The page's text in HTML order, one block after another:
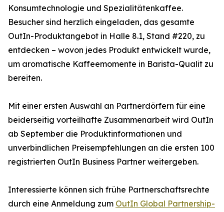
Konsumtechnologie und Spezialitätenkaffee.
Besucher sind herzlich eingeladen, das gesamte
OutIn-Produktangebot in Halle 8.1, Stand #220, zu
entdecken – wovon jedes Produkt entwickelt wurde,
um aromatische Kaffeemomente in Barista-Qualit zu
bereiten.
Mit einer ersten Auswahl an Partnerdörfern für eine
beiderseitig vorteilhafte Zusammenarbeit wird OutIn
ab September die Produktinformationen und
unverbindlichen Preisempfehlungen an die ersten 100
registrierten OutIn Business Partner weitergeben.
Interessierte können sich frühe Partnerschaftsrechte
durch eine Anmeldung zum OutIn Global Partnership-